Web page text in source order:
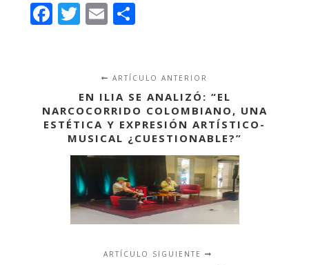
Facebook
Twitter
Email
ARTÍCULO ANTERIOR
EN ILIA SE ANALIZÓ: “EL
NARCOCORRIDO COLOMBIANO, UNA
ESTÉTICA Y EXPRESIÓN ARTÍSTICO-
MUSICAL ¿CUESTIONABLE?”
ARTÍCULO SIGUIENTE